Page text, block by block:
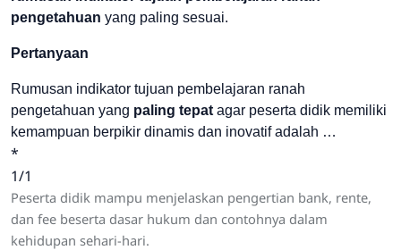
pengetahuan yang paling sesuai.
Pertanyaan
Rumusan indikator tujuan pembelajaran ranah
pengetahuan yang paling tepat agar peserta didik memiliki
kemampuan berpikir dinamis dan inovatif adalah …
*
1/1
Peserta didik mampu menjelaskan pengertian bank, rente,
dan fee beserta dasar hukum dan contohnya dalam
kehidupan sehari-hari.